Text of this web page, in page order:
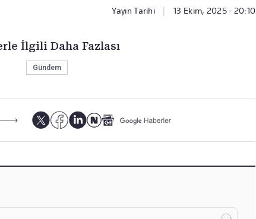
Yayın Tarihi 13 Ekim, 2025 - 20:10
İlgili Daha Fazlası
Gündem